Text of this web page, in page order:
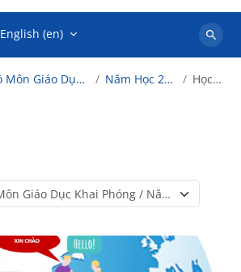
English ‎(en)‎
Search
Bộ Môn Giáo Dục Khai Phóng Năm Học 2022 - 2023 Học kỳ 02
Course categories